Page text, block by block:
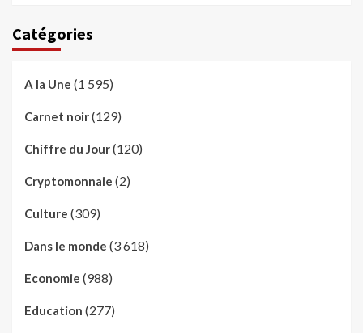
Catégories
A la Une (1 595)
Carnet noir(129)
Chiffre du Jour(120)
Cryptomonnaie (2)
Culture (309)
Dans le monde (3 618)
Economie (988)
Education (277)